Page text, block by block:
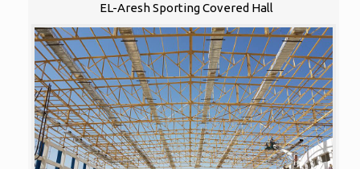
EL-Aresh Sporting Covered Hall